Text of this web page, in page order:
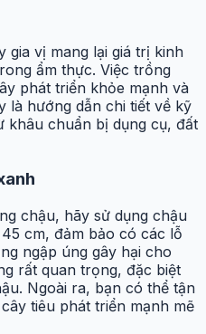
gia vị mang lại giá trị kinh
ẩm thực. Việc trồng
phát triển khỏe mạnh và
là hướng dẫn chi tiết về kỹ
khâu chuẩn bị dụng cụ, đất
chậu, hãy sử dụng chậu
cm, đảm bảo có các lỗ
ngập úng gây hại cho
rất quan trọng, đặc biệt
Ngoài ra, bạn có thể tận
tiêu phát triển mạnh mẽ